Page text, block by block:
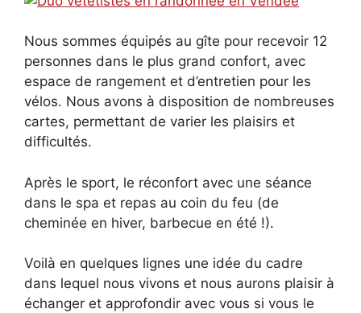
Nous sommes équipés au gîte pour recevoir 12
personnes dans le plus grand confort, avec
espace de rangement et d’entretien pour les
vélos. Nous avons à disposition de nombreuses
cartes, permettant de varier les plaisirs et
difficultés.
Après le sport, le réconfort avec une séance
dans le spa et repas au coin du feu (de
cheminée en hiver, barbecue en été !).
Voilà en quelques lignes une idée du cadre
dans lequel nous vivons et nous aurons plaisir à
échanger et approfondir avec vous si vous le